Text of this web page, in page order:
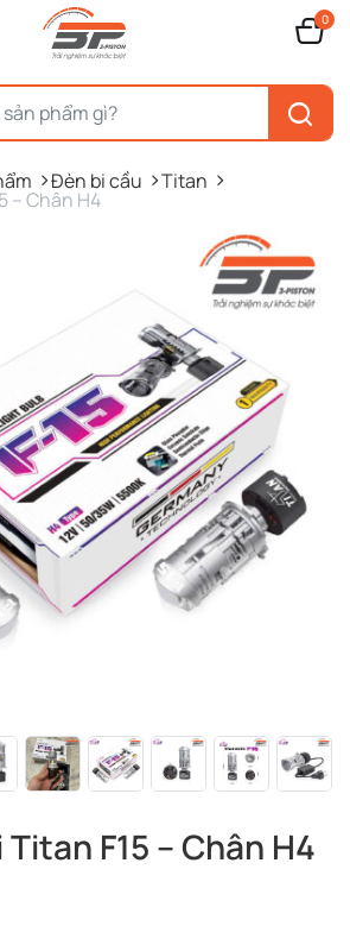
0
Đèn bi cầu Titan
– Chân H4
F15 – Chân H4